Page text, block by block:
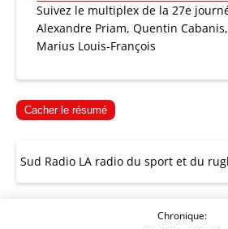
Suivez le multiplex de la 27e
Alexandre Priam, Quentin
Marius Louis-François
Cacher le résumé
Sud Radio LA radio du sport et du
Chronique: